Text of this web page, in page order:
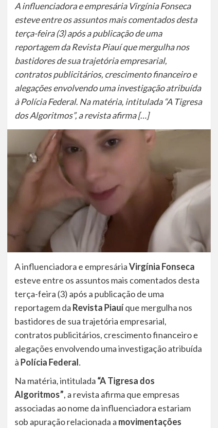
A influenciadora e empresária Virgínia Fonseca
esteve entre os assuntos mais comentados desta
terça-feira (3) após a publicação de uma
reportagem da Revista Piauí que mergulha nos
bastidores de sua trajetória empresarial,
contratos publicitários, crescimento financeiro e
alegações envolvendo uma investigação atribuída
à Polícia Federal. Na matéria, intitulada “A Tigresa
dos Algoritmos”, a revista afirma […]
A influenciadora e empresáriaVirgínia Fonseca
esteve entre os assuntos mais comentados desta
terça-feira (3) após a publicação de uma
reportagem da Revista Piauíque mergulha nos
bastidores de sua trajetória empresarial,
contratos publicitários, crescimento financeiro e
alegações envolvendo uma investigação atribuída
à Polícia Federal.
Na matéria, intitulada “A Tigresa dos
Algoritmos”, a revista afirma que empresas
associadas ao nome da influenciadora estariam
sob apuração relacionada a movimentações